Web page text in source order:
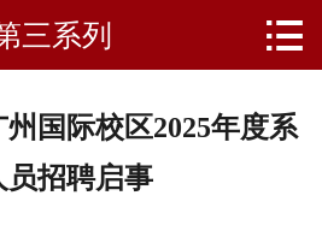
三系列 
国际校区2025年度系
员招聘启事